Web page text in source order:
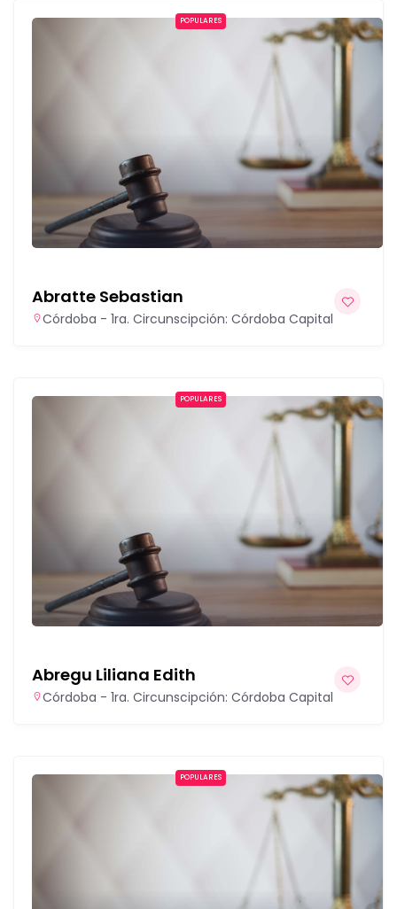
POPULARES
Abratte Sebastian
Córdoba - 1ra. Circunscipción: Córdoba Capital
POPULARES
Abregu Liliana Edith
Córdoba - 1ra. Circunscipción: Córdoba Capital
POPULARES